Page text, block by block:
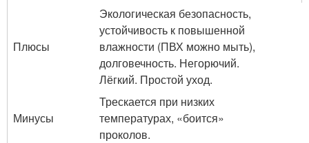
Плюсы
Экологическая безопасность,
устойчивость к повышенной
влажности (ПВХ можно мыть),
долговечность. Негорючий.
Лёгкий. Простой уход.
Минусы
Трескается при низких
температурах, «боится»
проколов.